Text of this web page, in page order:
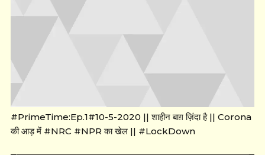
#PrimeTime:Ep.1#10-5-2020 || शाहीन बाग़ ज़िंदा है || Corona
की आड़ में #NRC #NPR का खेल || #LockDown